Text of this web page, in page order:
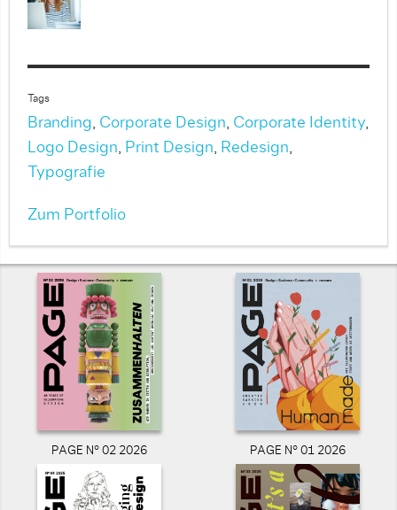
Tags
Branding, Corporate Design, Corporate Identity,
Logo Design, Print Design, Redesign,
Typografie
Zum Portfolio
PAGE N° 02 2026 PAGE N° 01 2026